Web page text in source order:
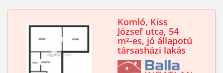
Komló, Kiss
József utca, 54
m²-es, jó állapotú
társasházi lakás